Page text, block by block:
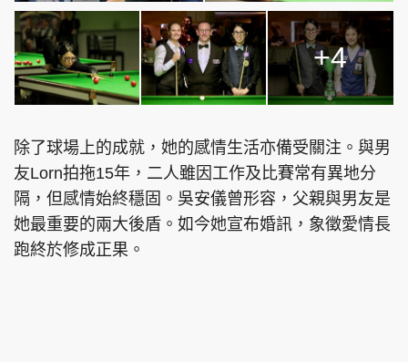
+4
除了球場上的成就，她的感情生活亦備受關注。與男
友Lorn拍拖15年，二人雖因工作及比賽常有異地分
隔，但感情始終穩固。吳安儀曾形容，父親與男友是
她最重要的兩大後盾。如今她宣布婚訊，象徵愛情長
跑終於修成正果。